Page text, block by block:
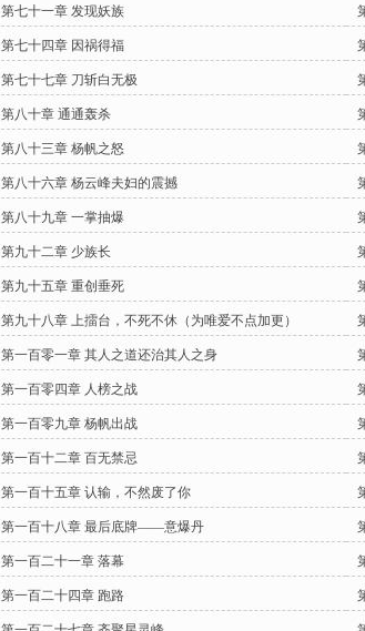
第七十一章 发现妖族
第七十四章 因祸得福
第七十七章 刀斩白无极
第八十章 通通轰杀
第八十三章 杨帆之怒
第八十六章 杨云峰夫妇的震撼
第八十九章 一掌抽爆
第九十二章 少族长
第九十五章 重创垂死
第九十八章 上擂台，不死不休（为唯爱不点加更）
第一百零一章 其人之道还治其人之身
第一百零四章 人榜之战
第一百零九章 杨帆出战
第一百十二章 百无禁忌
第一百十五章 认输，不然废了你
第一百十八章 最后底牌——意爆丹
第一百二十一章 落幕
第一百二十四章 跑路